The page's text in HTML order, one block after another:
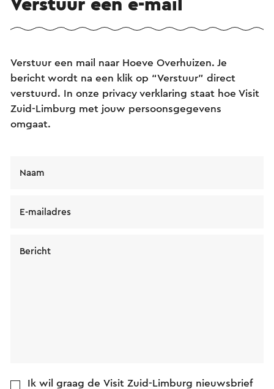
Verstuur een e-mail
Verstuur een mail naar Hoeve Overhuizen. Je
bericht wordt na een klik op “Verstuur” direct
verstuurd. In onze privacy verklaring staat hoe Visit
Zuid-Limburg met jouw persoonsgegevens
omgaat.
Naam
E-mailadres
Bericht
Ik wil graag de Visit Zuid-Limburg nieuwsbrief